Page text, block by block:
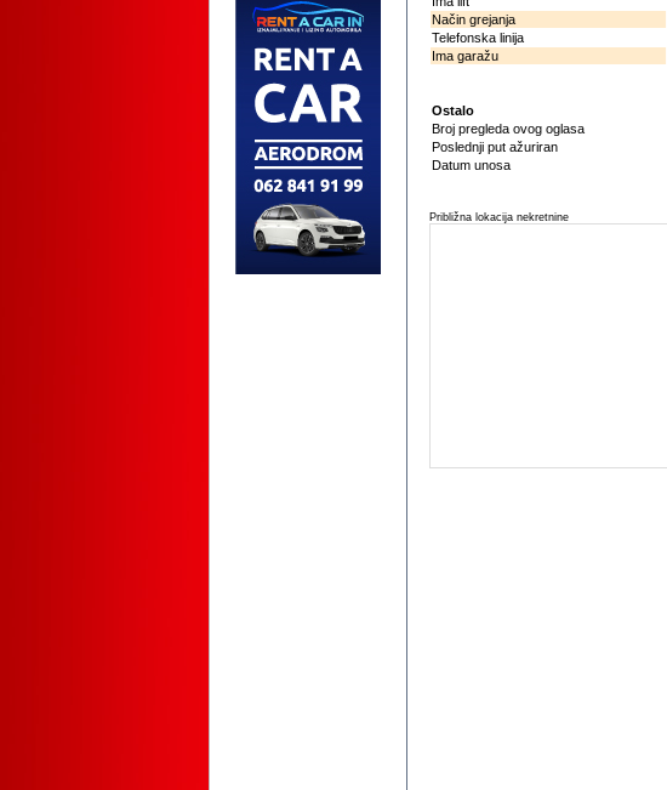
Način grejanja
Telefonska linija
Ima garažu
Ostalo
Broj pregleda ovog oglasa
Poslednji put ažuriran
Datum unosa
Približna lokacija nekretnine